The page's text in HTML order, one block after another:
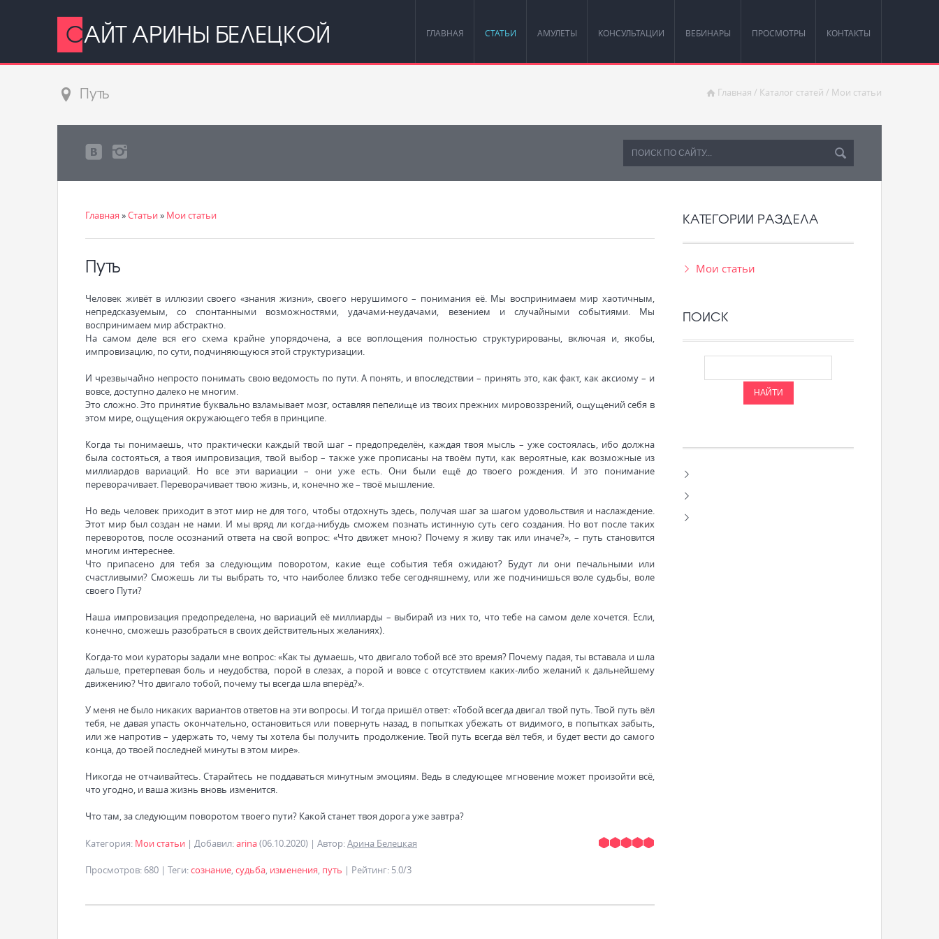
САЙТ АРИНЫ БЕЛЕЦКОЙ ГЛАВНАЯ СТАТЬИ АМУЛЕТЫ КОНСУЛЬТАЦИИ ВЕБИНАРЫ ПРОСМОТРЫ КОНТАКТЫ
Путь Главная / Каталог статей / Мои статьи
Главная »Статьи» Мои статьи
Путь
Человек живёт в иллюзии своего «знания жизни», своего нерушимого – понимания её. Мы воспринимаем мир хаотичным,
непредсказуемым, со спонтанными возможностями, удачами-неудачами, везением и случайными событиями. Мы
воспринимаем мир абстрактно.
На самом деле вся его схема крайне упорядочена, а все воплощения полностью структурированы, включая и, якобы,
импровизацию, по сути, подчиняющуюся этой структуризации.
И чрезвычайно непросто понимать свою ведомость по пути. А понять, и впоследствии – принять это, как факт, как аксиому – и
вовсе, доступно далеко не многим.
Это сложно. Это принятие буквально взламывает мозг, оставляя пепелище из твоих прежних мировоззрений, ощущений себя в
этом мире, ощущения окружающего тебя в принципе.
Когда ты понимаешь, что практически каждый твой шаг – предопределён, каждая твоя мысль – уже состоялась, ибо должна
была состояться, а твоя импровизация, твой выбор – также уже прописаны на твоём пути, как вероятные, как возможные из
миллиардов вариаций. Но все эти вариации – они уже есть. Они были ещё до твоего рождения. И это понимание
переворачивает. Переворачивает твою жизнь, и, конечно же – твоё мышление.
Но ведь человек приходит в этот мир не для того, чтобы отдохнуть здесь, получая шаг за шагом удовольствия и наслаждение.
Этот мир был создан не нами. И мы вряд ли когда-нибудь сможем познать истинную суть сего создания. Но вот после таких
переворотов, после осознаний ответа на свой вопрос: «Что движет мною? Почему я живу так или иначе?», – путь становится
многим интереснее.
Что припасено для тебя за следующим поворотом, какие еще события тебя ожидают? Будут ли они печальными или
счастливыми? Сможешь ли ты выбрать то, что наиболее близко тебе сегодняшнему, или же подчинишься воле судьбы, воле
своего Пути?
Наша импровизация предопределена, но вариаций её миллиарды – выбирай из них то, что тебе на самом деле хочется. Если,
конечно, сможешь разобраться в своих действительных желаниях).
Когда-то мои кураторы задали мне вопрос: «Как ты думаешь, что двигало тобой всё это время? Почему падая, ты вставала и шла
дальше, претерпевая боль и неудобства, порой в слезах, а порой и вовсе с отсутствием каких-либо желаний к дальнейшему
движению? Что двигало тобой, почему ты всегда шла вперёд?».
У меня не было никаких вариантов ответов на эти вопросы. И тогда пришёл ответ: «Тобой всегда двигал твой путь. Твой путь вёл
тебя, не давая упасть окончательно, остановиться или повернуть назад, в попытках убежать от видимого, в попытках забыть,
или же напротив – удержать то, чему ты хотела бы получить продолжение. Твой путь всегда вёл тебя, и будет вести до самого
конца, до твоей последней минуты в этом мире».
Никогда не отчаивайтесь. Старайтесь не поддаваться минутным эмоциям. Ведь в следующее мгновение может произойти всё,
что угодно, и ваша жизнь вновь изменится.
Что там, за следующим поворотом твоего пути? Какой станет твоя дорога уже завтра?
Категория: Мои статьи | Добавил:arina(06.10.2020) | Автор:Арина Белецкая
Просмотров:680 | Теги:сознание судьба изменения путь | Рейтинг: 5.0/3
КАТЕГОРИИ РАЗДЕЛА
Мои статьи
ПОИСК